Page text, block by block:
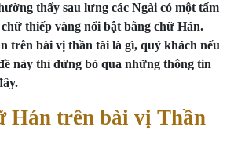
thấy sau lưng các Ngài có một tấm
thiếp vàng nổi bật bằng chữ Hán.
trên bài vị thần tài là gì, quý khách nếu
này thì đừng bỏ qua những thông tin
Hán trên bài vị Thần